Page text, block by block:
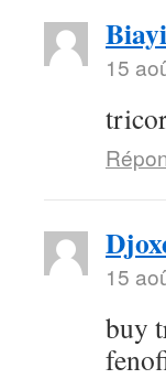
15
15
buy